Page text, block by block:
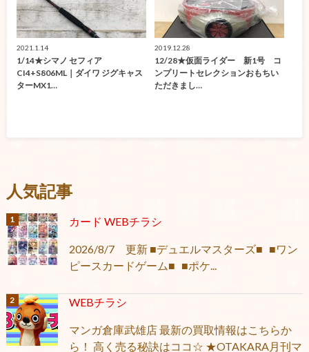
2021.1.14
1/14★シマノ セフィア
CI4+S806ML｜ダイワ ジグキャス
ターMX1…
2019.12.28
12/28★仮面ライダー 新1号 コ
ンプリートセレクションおもちい
ただきまし…
人気記事
カード WEBチラシ
2026/8/7 更新 ■デュエルマスターズ■ ■ワン
ピースカードゲーム■ ■ポケ...
WEBチラシ
マンガ倉庫武雄店 最新の買取情報はこちらか
ら！ 高く売る秘訣はココ☆ ★OTAKARA月刊マ